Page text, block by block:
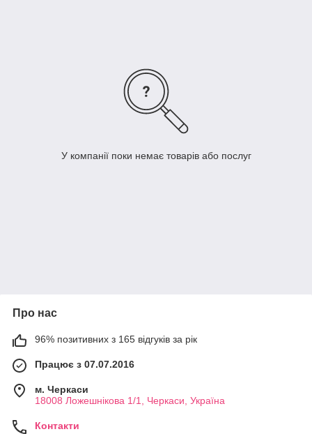
У компанії поки немає товарів або послуг
Про нас
96% позитивних з 165 відгуків за рік
Працює з 07.07.2016
м. Черкаси
18008 Ложешнікова 1/1, Черкаси, Україна
Контакти